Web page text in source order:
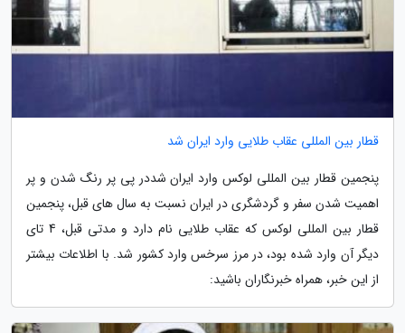
قطار بین المللی عقاب طلایی وارد ایران شد
پنجمین قطار بین المللی لوکس وارد ایران شددر پی پر رنگ شدن و پر
اهمیت شدن سفر و گردشگری در ایران نسبت به سال های قبل، پنجمین
قطار بین المللی لوکس که عقاب طلایی نام دارد و مدتی قبل، 4 تای
دیگر آن وارد شده بود، در مرز سرخس وارد کشور شد. با اطلاعات بیشتر
از این خبر، همراه خبرنگاران باشید: